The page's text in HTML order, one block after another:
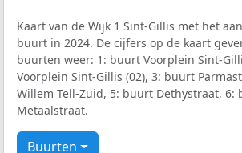
Kaart van de Wijk 1 Sint-Gillis met het
buurt in 2024. De cijfers op de kaart
buurten weer: 1: buurt Voorplein Sint-
Voorplein Sint-Gillis (02), 3: buurt
Willem Tell-Zuid, 5: buurt Dethystraat, 6:
Metaalstraat.
Buurten